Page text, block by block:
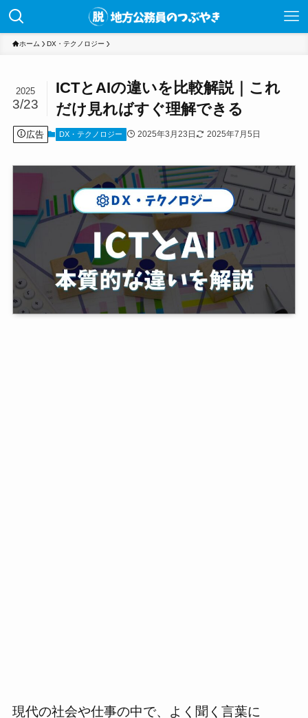
ホーム DX・テクノロジー
ICTとAIの違いを比較解説｜これ
だけ見ればすぐ理解できる
2025
3/23
広告 DX・テクノロジー 2025年3月23日 2025年7月5日
現代の社会や仕事の中で、よく聞く言葉に